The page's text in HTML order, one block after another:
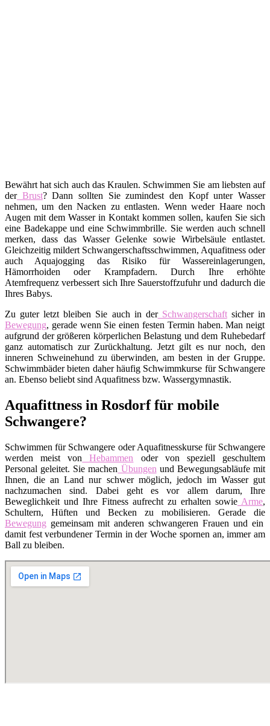
Bewährt hat sich auch das Kraulen. Schwimmen Sie am liebsten auf
derBrust? Dann sollten Sie zumindest den Kopf unter Wasser
nehmen, um den Nacken zu entlasten. Wenn weder Haare noch
Augen mit dem Wasser in Kontakt kommen sollen, kaufen Sie sich
eine Badekappe und eine Schwimmbrille. Sie werden auch schnell
merken, dass das Wasser Gelenke sowie Wirbelsäule entlastet.
Gleichzeitig mildert Schwangerschaftsschwimmen, Aquafitness oder
auch Aquajogging das Risiko für Wassereinlagerungen,
Hämorrhoiden oder Krampfadern. Durch Ihre erhöhte
Atemfrequenz verbessert sich Ihre Sauerstoffzufuhr und dadurch die
Ihres Babys.
Zu guter letzt bleiben Sie auch in derSchwangerschaftsicher in
Bewegung, gerade wenn Sie einen festen Termin haben. Man neigt
aufgrund der größeren körperlichen Belastung und dem Ruhebedarf
ganz automatisch zur Zurückhaltung. Jetzt gilt es nur noch, den
inneren Schweinehund zu überwinden, am besten in der Gruppe.
Schwimmbäder bieten daher häufig Schwimmkurse für Schwangere
an. Ebenso beliebt sind Aquafitness bzw. Wassergymnastik.
Aquafittness in Rosdorf für mobile
Schwangere?
Schwimmen für Schwangere oder Aquafitnesskurse für Schwangere
werden meist von Hebammen oder von speziell geschultem
Personal geleitet. Sie machen Übungen und Bewegungsabläufe mit
Ihnen, die an Land nur schwer möglich, jedoch im Wasser gut
nachzumachen sind. Dabei geht es vor allem darum, Ihre
Beweglichkeit und Ihre Fitness aufrecht zu erhalten sowie Arme,
Schultern, Hüften und Becken zu mobilisieren. Gerade die
Bewegung gemeinsam mit anderen schwangeren Frauen und ein
damit fest verbundener Termin in der Woche spornen an, immer am
Ball zu bleiben.